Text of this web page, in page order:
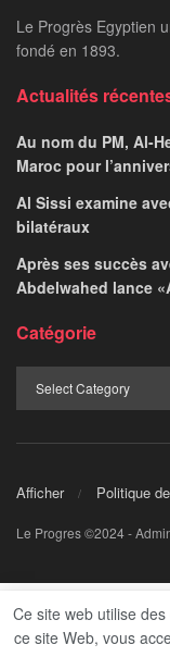
Le Progrès Egyptien
fondé en 1893.
Actualités
Au nom du PM, Al-
Maroc pour
Al Sissi examine
bilatéraux
Après ses succès
Abdelwahed lance
Catégorie
Afficher Politique
Le Progres ©2024 -
Ce site web utilise
ce site Web, vous